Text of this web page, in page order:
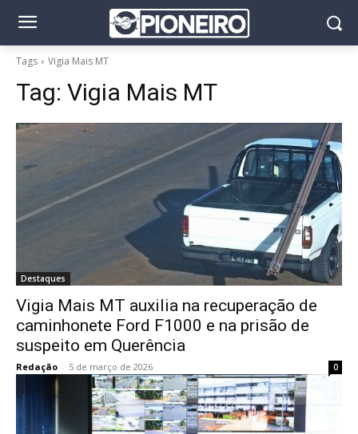
Tags Vigia Mais MT
Tag: Vigia Mais MT
Destaques
Vigia Mais MT auxilia na recuperação de
caminhonete Ford F1000 e na prisão de
suspeito em Querência
Redação - 5 de março de 2026 0